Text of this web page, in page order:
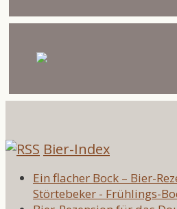
Bier-Index
Ein flacher Bock – Bier-
Störtebeker - Frühlings-